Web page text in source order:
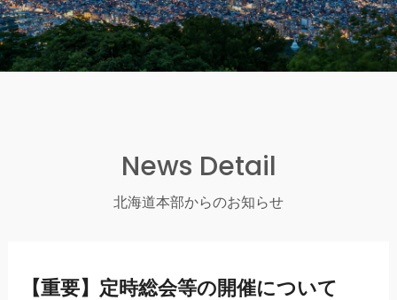
News Detail
北海道本部からのお知らせ
【重要】定時総会等の開催について